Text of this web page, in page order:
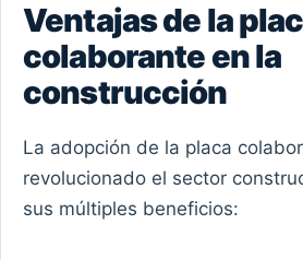
Ventajas de la
colaborante en la
construcción
La adopción de la placa
revolucionado el sector
sus múltiples beneficios: